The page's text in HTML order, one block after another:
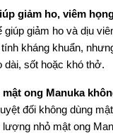
giảm ho, viêm
giúp giảm ho và dịu
kháng khuẩn,
dài, sốt hoặc khó thở.
ong Manuka
đối không dùng
lượng nhỏ mật ong